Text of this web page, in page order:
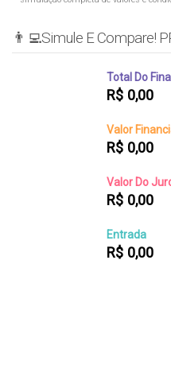
👨‍💻Simule E Compare!
Total Do
R$ 0,00
Valor
R$ 0,00
Valor Do
R$ 0,00
Entrada
R$ 0,00